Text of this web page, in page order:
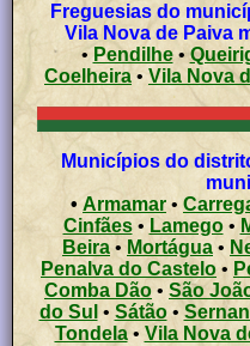
Freguesias do
Vila Nova de Paiva
• Pendilhe•
Coelheira • Vila
Municípios do distrito de Viseu - Viseu district
• Armamar •
Cinfães• Lamego•
Beira • Mortágua •
Penalva do Castelo •
Comba Dão • São
do Sul • Sátão•
Tondela• Vila Nova